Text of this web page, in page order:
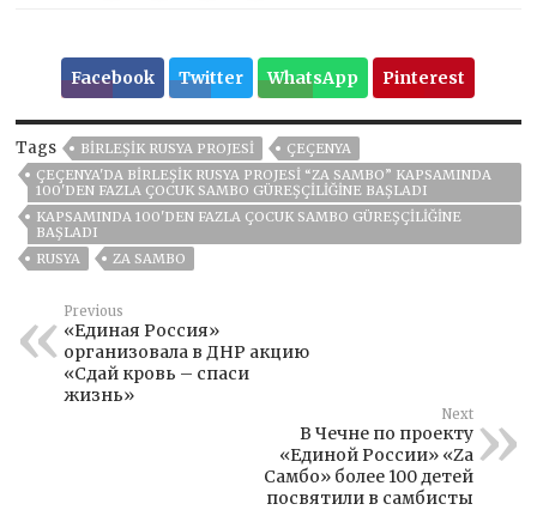
Facebook Twitter WhatsApp Pinterest
Tags BIRLEŞIK RUSYA PROJESI
ÇEÇENYA
ÇEÇENYA'DA BIRLEŞIK RUSYA PROJESI “ZA SAMBO” KAPSAMINDA
100'DEN FAZLA ÇOCUK SAMBO GÜREŞÇILIĞINE BAŞLADI
KAPSAMINDA 100'DEN FAZLA ÇOCUK SAMBO GÜREŞÇILIĞINE
BAŞLADI
RUSYA
ZA SAMBO
Previous
«Единая Россия»
организовала в ДНР акцию
«Сдай кровь – спаси
жизнь»
Next
В Чечне по проекту
«Единой России» «Zа
Самбо» более 100 детей
посвятили в самбисты